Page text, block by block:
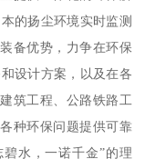
的扬尘环境实时监测
备优势，力争在环保
设计方案，以及在各
筑工程、公路铁路工
种环保问题提供可靠
水，一诺千金”的理